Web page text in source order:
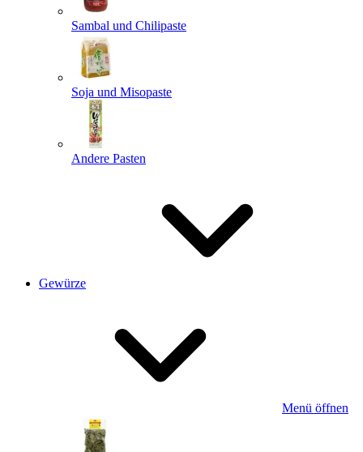
Sambal und Chilipaste
Soja und Misopaste
Andere Pasten
Gewürze
Menü öffnen